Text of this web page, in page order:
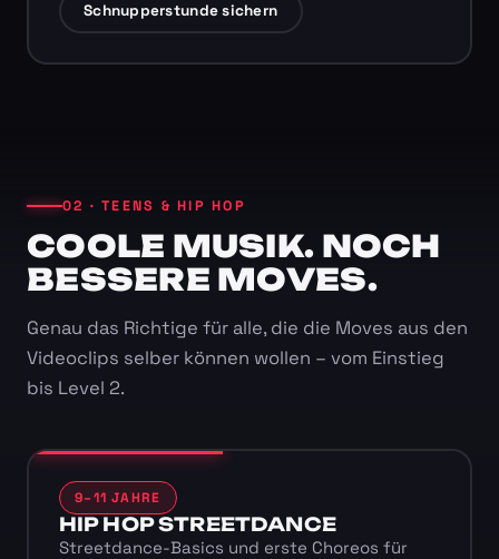
Schnupperstunde sichern
02 · TEENS & HIP HOP
COOLE MUSIK. NOCH
BESSERE MOVES.
Genau das Richtige für alle, die die Moves aus den
Videoclips selber können wollen – vom Einstieg
bis Level 2.
9–11 JAHRE
HIP HOP STREETDANCE
Streetdance-Basics und erste Choreos für